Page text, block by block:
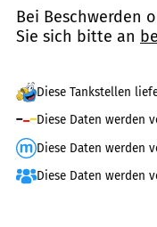
Bei Beschwerden
Sie sich bitte an
Diese Tankstellen
Diese Daten werden
Diese Daten werden
Diese Daten werden